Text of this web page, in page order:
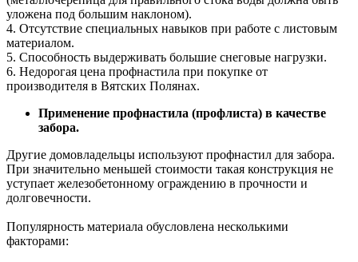
уложена под большим наклоном).
4. Отсутствие специальных навыков при работе с листовым
материалом.
5. Способность выдерживать большие снеговые нагрузки.
6. Недорогая цена профнастила при покупке от
производителя в Вятских Полянах.
Применение профнастила (профлиста) в качестве
забора.
Другие домовладельцы используют профнастил для забора.
При значительно меньшей стоимости такая конструкция не
уступает железобетонному ограждению в прочности и
долговечности.
Популярность материала обусловлена несколькими
факторами: